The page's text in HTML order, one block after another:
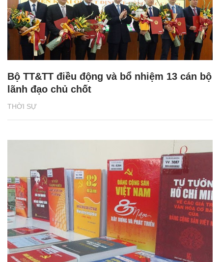
THỜI SỰ
Bộ TT&TT điều động và bổ nhiệm 13 cán bộ
lãnh đạo chủ chốt